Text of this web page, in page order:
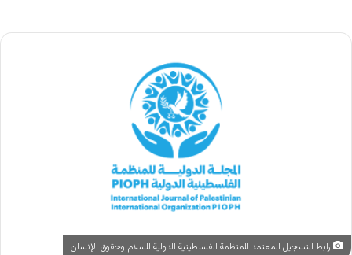
رابط التسجيل المعتمد للمنظمة الفلسطينية الدولية للسلام وحقوق الإنسان